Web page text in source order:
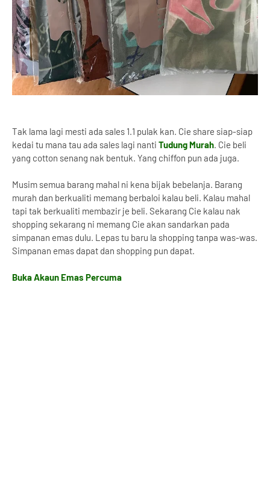
Tak lama lagi mesti ada sales 1.1 pulak kan. Cie share siap-siap
kedai tu mana tau ada sales lagi nanti Tudung Murah. Cie beli
yang cotton senang nak bentuk. Yang chiffon pun ada juga.
Musim semua barang mahal ni kena bijak bebelanja. Barang
murah dan berkualiti memang berbaloi kalau beli. Kalau mahal
tapi tak berkualiti membazir je beli. Sekarang Cie kalau nak
shopping sekarang ni memang Cie akan sandarkan pada
simpanan emas dulu. Lepas tu baru la shopping tanpa was-was.
Simpanan emas dapat dan shopping pun dapat.
Buka Akaun Emas Percuma